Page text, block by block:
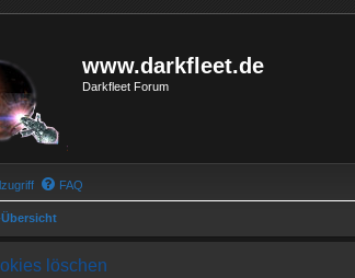
www.darkfleet.de
Darkfleet Forum
FAQ
löschen